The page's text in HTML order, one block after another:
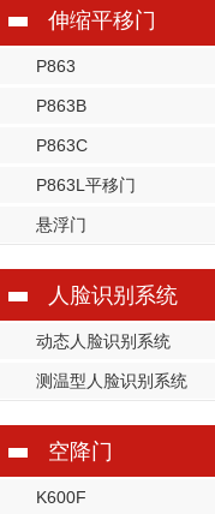
伸缩平移门
P863
P863B
P863C
P863L平移门
悬浮门
人脸识别系统
动态人脸识别系统
测温型人脸识别系统
空降门
K600F